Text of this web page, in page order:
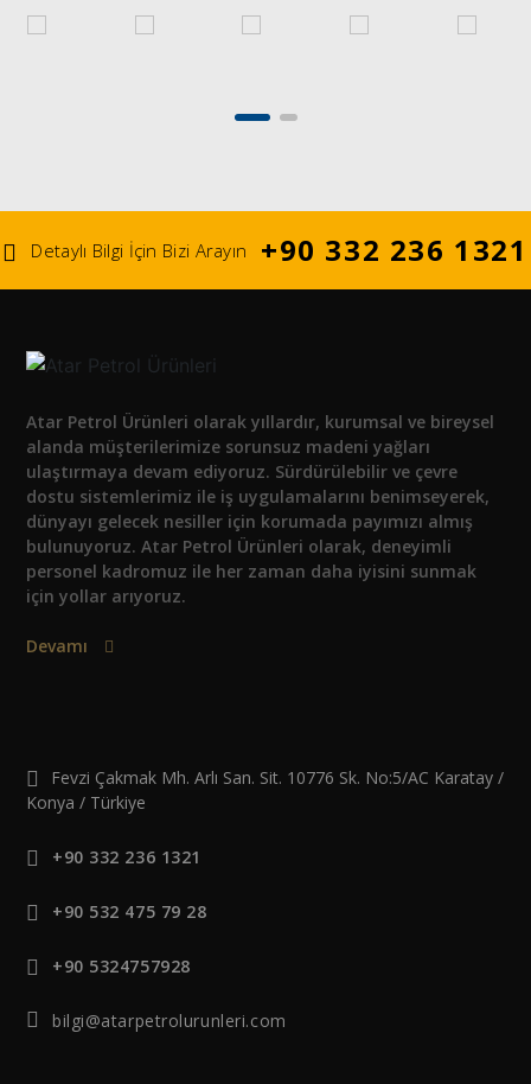
Detaylı Bilgi İçin Bizi Arayın +90 332 236 1321
Atar Petrol Ürünleri olarak yıllardır, kurumsal ve bireysel
alanda müşterilerimize sorunsuz madeni yağları
ulaştırmaya devam ediyoruz. Sürdürülebilir ve çevre
dostu sistemlerimiz ile iş uygulamalarını benimseyerek,
dünyayı gelecek nesiller için korumada payımızı almış
bulunuyoruz. Atar Petrol Ürünleri olarak, deneyimli
personel kadromuz ile her zaman daha iyisini sunmak
için yollar arıyoruz.
Devamı
Fevzi Çakmak Mh. Arlı San. Sit. 10776 Sk. No:5/AC Karatay /
Konya / Türkiye
+90 332 236 1321
+90 532 475 79 28
+90 5324757928
bilgi@atarpetrolurunleri.com